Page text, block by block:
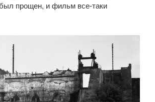
прощен, и фильм все-таки